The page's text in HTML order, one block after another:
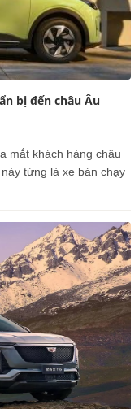
bị đến châu Âu
mắt khách hàng châu
từng là xe bán chạy